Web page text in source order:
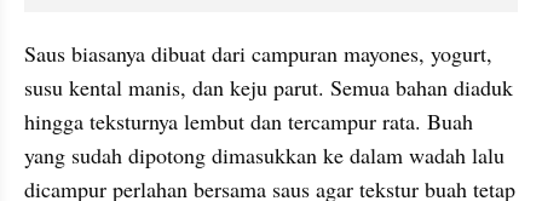
Saus biasanya dibuat dari campuran mayones, yogurt,
susu kental manis, dan keju parut. Semua bahan diaduk
hingga teksturnya lembut dan tercampur rata. Buah
yang sudah dipotong dimasukkan ke dalam wadah lalu
dicampur perlahan bersama saus agar tekstur buah tetap